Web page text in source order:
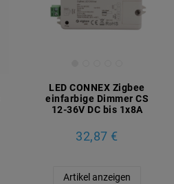
LED CONNEX Zigbee
einfarbige Dimmer CS
12-36V DC bis 1x8A
32,87 €
Artikel anzeigen